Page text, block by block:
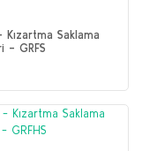
Saklama
- GRFS